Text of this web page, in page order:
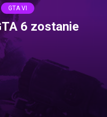
GTA VI
6 zostanie